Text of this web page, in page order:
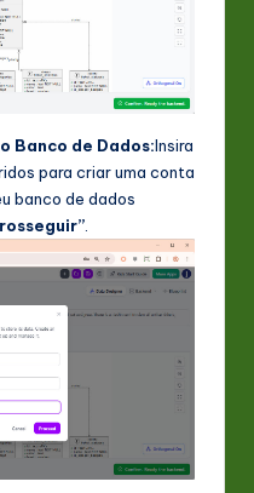
Banco de Dados:Insira
para criar uma conta
banco de dados